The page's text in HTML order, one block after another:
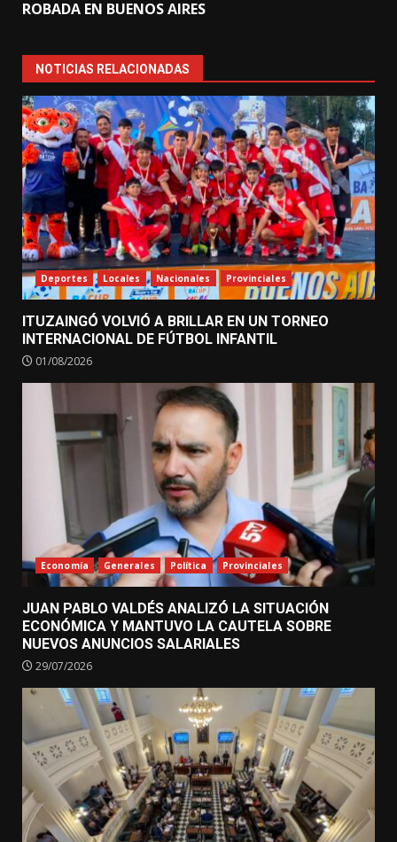
ROBADA EN BUENOS AIRES
NOTICIAS RELACIONADAS
Deportes Locales Nacionales Provinciales
ITUZAINGÓ VOLVIÓ A BRILLAR EN UN TORNEO
INTERNACIONAL DE FÚTBOL INFANTIL
01/08/2026
Economía Generales Política Provinciales
JUAN PABLO VALDÉS ANALIZÓ LA SITUACIÓN
ECONÓMICA Y MANTUVO LA CAUTELA SOBRE
NUEVOS ANUNCIOS SALARIALES
29/07/2026